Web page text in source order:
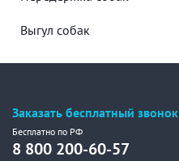
Выгул собак
Заказать бесплатный звонок
Бесплатно по РФ
8 800 200-60-57